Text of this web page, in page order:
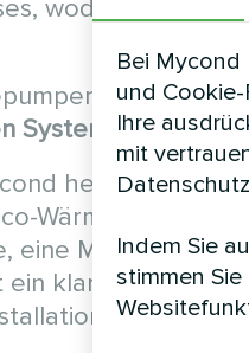
wodurch der
lassen
Systems dauert
helfen Ihnen
Wärmepumpen.
eine
klares
Bei Mycond
und
Ihre
mit
Indem Sie
stimmen